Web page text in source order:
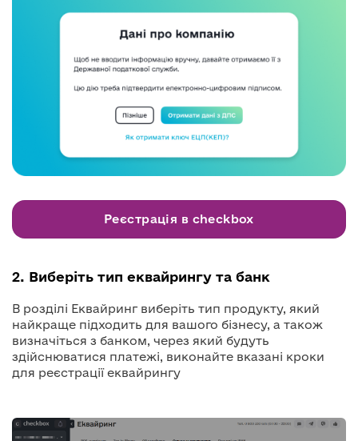
Реєстрація в checkbox
2. Виберіть тип еквайрингу та банк
В розділі Еквайринг виберіть тип продукту, який
найкраще підходить для вашого бізнесу, а також
визначіться з банком, через який будуть
здійснюватися платежі, виконайте вказані кроки
для реєстрації еквайрингу